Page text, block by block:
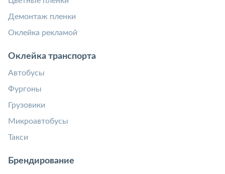
Демонтаж пленки
Оклейка рекламой
Оклейка транспорта
Автобусы
Фургоны
Грузовики
Микроавтобусы
Такси
Брендирование